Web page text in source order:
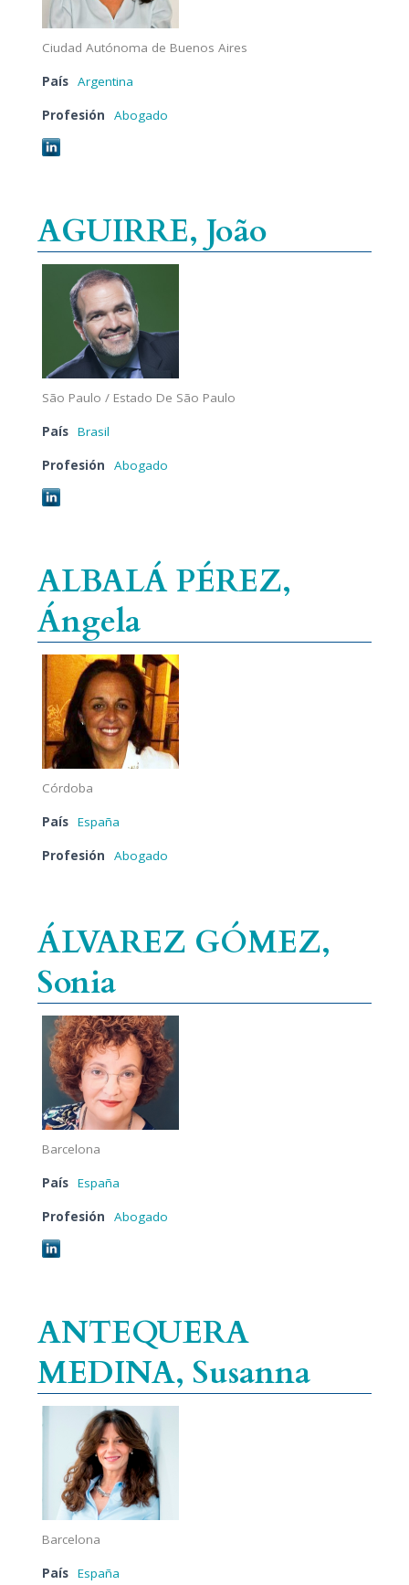
Ciudad Autónoma de Buenos Aires
País Argentina
Profesión Abogado
AGUIRRE, João
São Paulo / Estado De São Paulo
País Brasil
Profesión Abogado
ALBALÁ PÉREZ,
Ángela
Córdoba
País España
Profesión Abogado
ÁLVAREZ GÓMEZ,
Sonia
Barcelona
País España
Profesión Abogado
ANTEQUERA
MEDINA, Susanna
Barcelona
País España